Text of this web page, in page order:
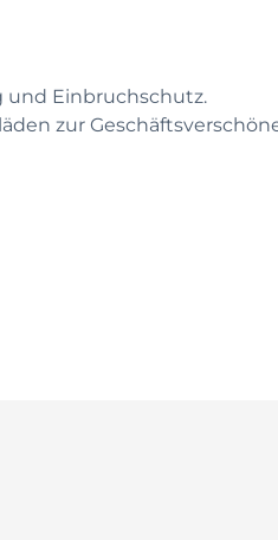
und Einbruchschutz.
zur